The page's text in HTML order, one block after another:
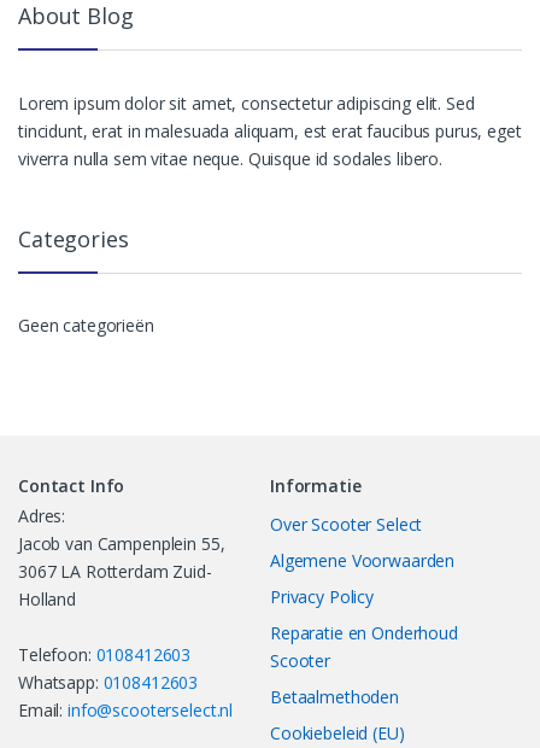
About Blog
Lorem ipsum dolor sit amet, consectetur adipiscing elit. Sed
tincidunt, erat in malesuada aliquam, est erat faucibus purus, eget
viverra nulla sem vitae neque. Quisque id sodales libero.
Categories
Geen categorieën
Contact Info
Adres:
Jacob van Campenplein 55,
3067 LA Rotterdam Zuid-
Holland
Telefoon: 0108412603
Whatsapp: 0108412603
Email:info@scooterselect.nl
Informatie
Over Scooter Select
Algemene Voorwaarden
Privacy Policy
Reparatie en Onderhoud
Scooter
Betaalmethoden
Cookiebeleid (EU)